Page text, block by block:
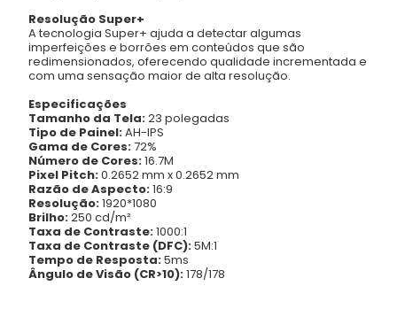
Resolução Super+
A tecnologia Super+ ajuda a detectar algumas
imperfeições e borrões em conteúdos que são
redimensionados, oferecendo qualidade incrementada e
com uma sensação maior de alta resolução.
Especificações
Tamanho da Tela:23 polegadas
Tipo de Painel:AH-IPS
Gama de Cores:72%
Número de Cores:16.7M
Pixel Pitch:0.2652 mm x 0.2652 mm
Razão de Aspecto:16:9
Resolução:1920*1080
Brilho:250 cd/m²
Taxa de Contraste:1000:1
Taxa de Contraste (DFC):5M:1
Tempo de Resposta:5ms
Ângulo de Visão (CR>10):178/178